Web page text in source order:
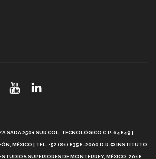
(video)
es el Modelo Educativo Tec? (video)
SADA 2501 SUR COL. TECNOLÓGICO C.P. 64849 |
MÉXICO | TEL. +52 (81) 8358-2000 D.R.© INSTITUTO
SUPERIORES DE MONTERREY, MÉXICO. 2018